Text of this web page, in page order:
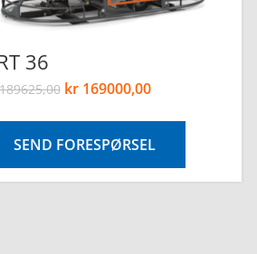
36
kr169000,00
SEND FORESPØRSEL